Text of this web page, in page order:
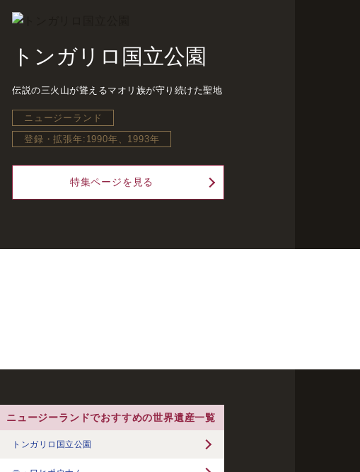
トンガリロ国立公園
伝説の三火山が聳えるマオリ族が守り続けた聖地
ニュージーランド
登録・拡張年:1990年、1993年
特集ページを見る
ニュージーランドでおすすめの世界遺産一覧
トンガリロ国立公園